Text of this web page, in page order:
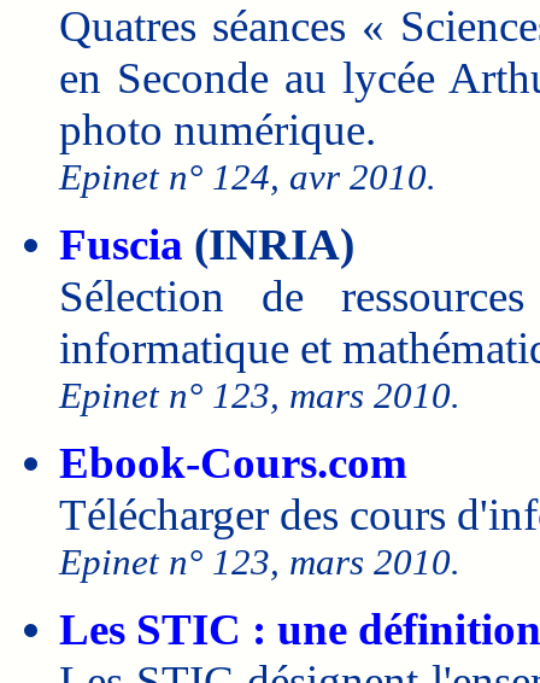
Quatres séances «
en Seconde au lycée
photo numérique.
Epinet n° 124, avr 2010.
Fuscia (INRIA)
Sélection de
informatique et
Epinet n° 123, mars 2010.
Ebook-Cours.com
Télécharger des cours
Epinet n° 123, mars 2010.
Les STIC : une définition